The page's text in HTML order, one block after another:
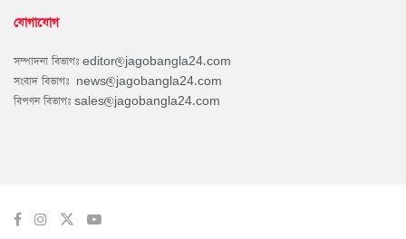
যোগাযোগ
সম্পাদনা বিভাগঃ editor@jagobangla24.com
সংবাদ বিভাগঃ news@jagobangla24.com
বিপণন বিভাগঃ sales@jagobangla24.com